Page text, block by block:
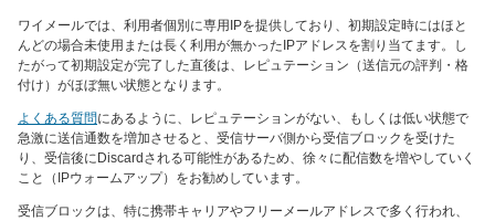
ワイメールでは、利用者個別に専用IPを提供しており、初期設定時にはほと
んどの場合未使用または長く利用が無かったIPアドレスを割り当てます。し
たがって初期設定が完了した直後は、レピュテーション（送信元の評判・格
付け）がほぼ無い状態となります。
よくある質問にあるように、レピュテーションがない、もしくは低い状態で
急激に送信通数を増加させると、受信サーバ側から受信ブロックを受けた
り、受信後にDiscardされる可能性があるため、徐々に配信数を増やしていく
こと（IPウォームアップ）をお勧めしています。
受信ブロックは、特に携帯キャリアやフリーメールアドレスで多く行われ、